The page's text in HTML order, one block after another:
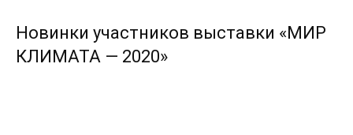
Новинки участников выставки «МИР
КЛИМАТА — 2020»